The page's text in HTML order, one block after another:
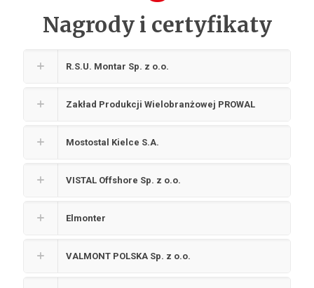
Nagrody i certyfikaty
R.S.U. Montar Sp. z o.o.
Zakład Produkcji Wielobranżowej PROWAL
Mostostal Kielce S.A.
VISTAL Offshore Sp. z o.o.
Elmonter
VALMONT POLSKA Sp. z o.o.